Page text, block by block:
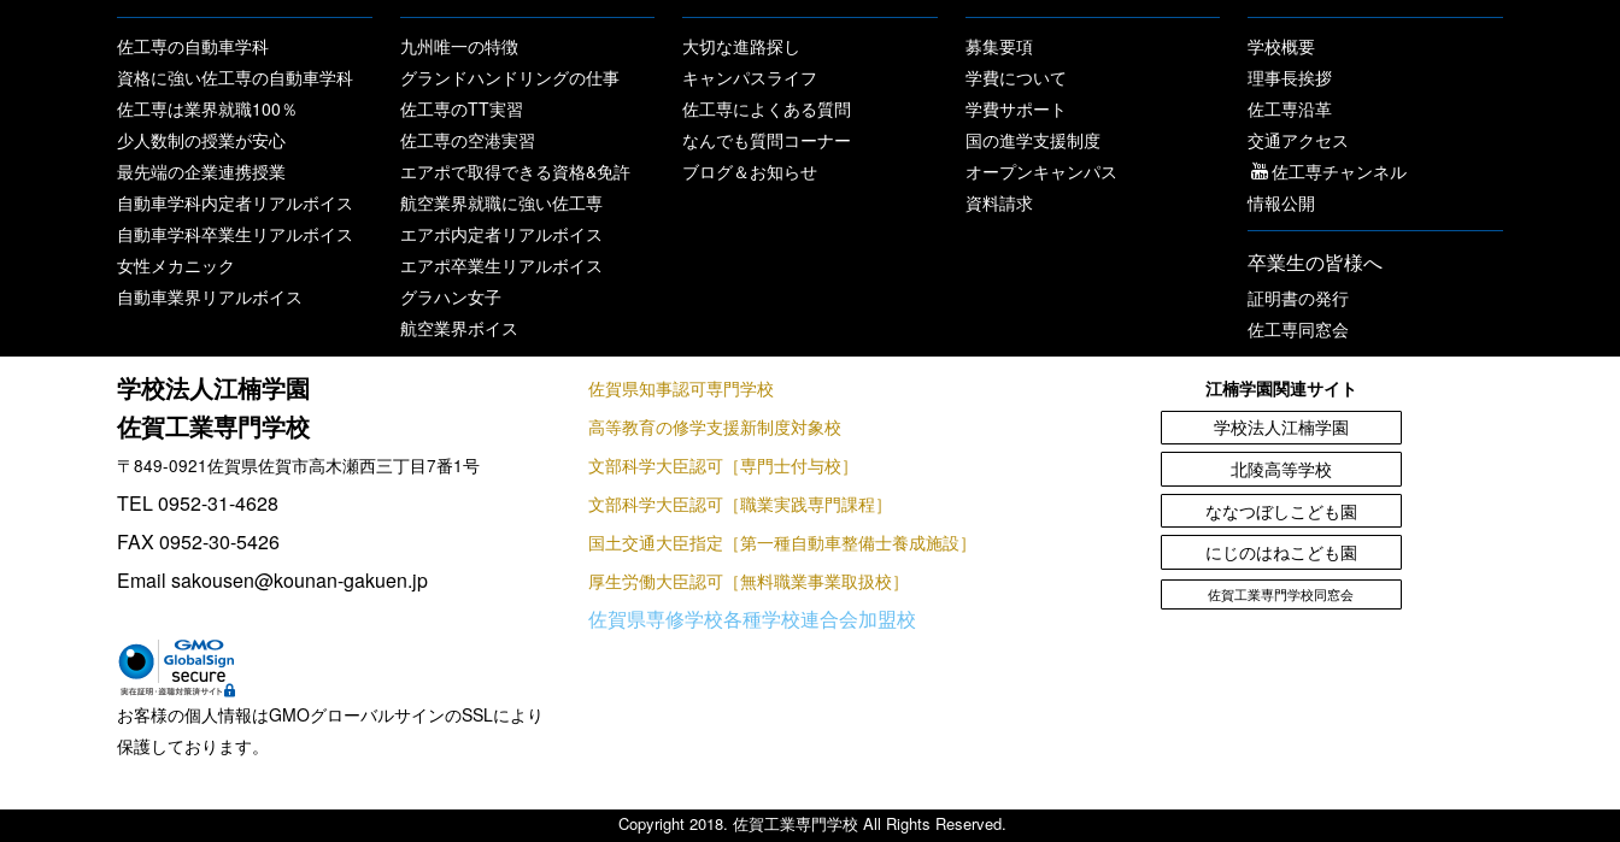
佐工専の自動車学科
資格に強い佐工専の自動車学科
佐工専は業界就職100％
少人数制の授業が安心
最先端の企業連携授業
自動車学科内定者リアルボイス
自動車学科卒業生リアルボイス
女性メカニック
自動車業界リアルボイス
九州唯一の特徴
グランドハンドリングの仕事
佐工専のTT実習
佐工専の空港実習
エアポで取得できる資格&免許
航空業界就職に強い佐工専
エアポ内定者リアルボイス
エアポ卒業生リアルボイス
グラハン女子
航空業界ボイス
大切な進路探し
キャンパスライフ
佐工専によくある質問
なんでも質問コーナー
ブログ＆お知らせ
募集要項
学費について
学費サポート
国の進学支援制度
オープンキャンパス
資料請求
学校概要
理事長挨拶
佐工専沿革
交通アクセス
佐工専チャンネル
情報公開
卒業生の皆様へ
証明書の発行
佐工専同窓会
学校法人江楠学園
佐賀工業専門学校
〒849-0921佐賀県佐賀市高木瀬西三丁目7番1号
TEL 0952-31-4628
FAX 0952-30-5426
Email sakousen@kounan-gakuen.jp
お客様の個人情報はGMOグローバルサインのSSLにより
保護しております。
佐賀県知事認可専門学校
高等教育の修学支援新制度対象校
文部科学大臣認可［専門士付与校］
文部科学大臣認可［職業実践専門課程］
国土交通大臣指定［第一種自動車整備士養成施設］
厚生労働大臣認可［無料職業事業取扱校］
佐賀県専修学校各種学校連合会加盟校
江楠学園関連サイト
学校法人江楠学園
北陵高等学校
ななつぼしこども園
にじのはねこども園
佐賀工業専門学校同窓会
Copyright 2018. 佐賀工業専門学校 All Rights Reserved.